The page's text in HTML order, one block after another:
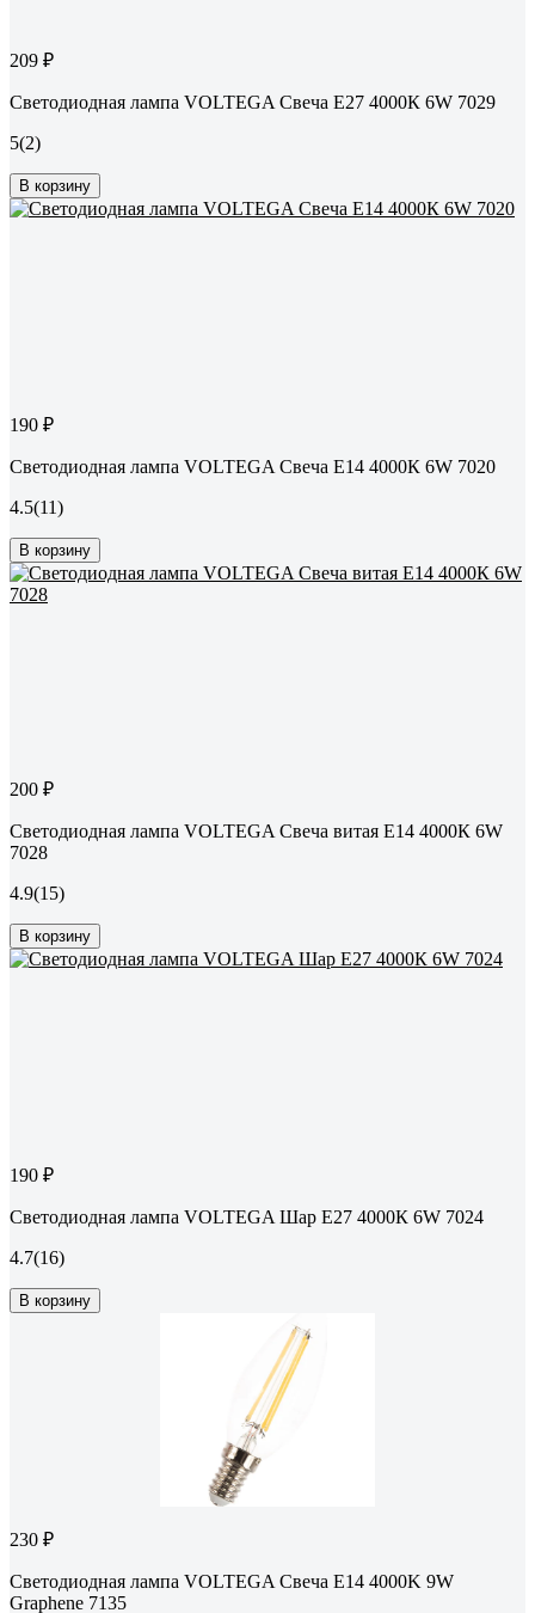
209 ₽
Светодиодная лампа VOLTEGA Свеча Е27 4000К 6W 7029
5(2)
В корзину
190 ₽
Светодиодная лампа VOLTEGA Свеча Е14 4000К 6W 7020
4.5(11)
В корзину
200 ₽
Светодиодная лампа VOLTEGA Свеча витая Е14 4000К 6W
7028
4.9(15)
В корзину
190 ₽
Светодиодная лампа VOLTEGA Шар Е27 4000К 6W 7024
4.7(16)
В корзину
230 ₽
Светодиодная лампа VOLTEGA Свеча E14 4000K 9W
Graphene 7135